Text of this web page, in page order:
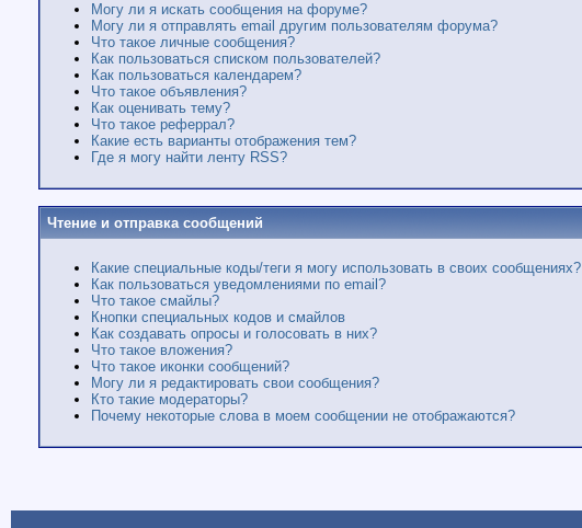
Могу ли я искать сообщения на форуме?
Могу ли я отправлять email другим пользователям форума?
Что такое личные сообщения?
Как пользоваться списком пользователей?
Как пользоваться календарем?
Что такое объявления?
Как оценивать тему?
Что такое реферрал?
Какие есть варианты отображения тем?
Где я могу найти ленту RSS?
Чтение и отправка сообщений
Какие специальные коды/теги я могу использовать в своих сообщениях?
Как пользоваться уведомлениями по email?
Что такое смайлы?
Кнопки специальных кодов и смайлов
Как создавать опросы и голосовать в них?
Что такое вложения?
Что такое иконки сообщений?
Могу ли я редактировать свои сообщения?
Кто такие модераторы?
Почему некоторые слова в моем сообщении не отображаются?